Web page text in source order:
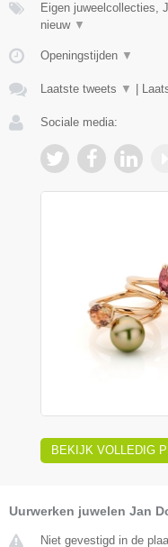
Eigen juweelcollecties,
nieuw ▼
Openingstijden ▼
Laatste tweets ▼
Sociale media:
BEKIJK VOLLEDIG
Uurwerken juwelen Jan
Niet gevestigd in de